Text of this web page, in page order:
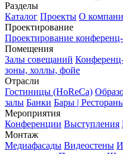
Разделы
Каталог Проекты О
Проектирование
Проектирование конференц-
Помещения
Залы совещаний
зоны, холлы, фойе
Отрасли
Гостиницы (HoReCa)
залы Банки Бары |
Мероприятия
Конференции Выступления
Монтаж
Медиафасады Видеостены